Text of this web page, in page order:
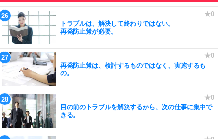
トラブルは、解決して終わりではない。
再発防止策が必要。
再発防止策は、検討するものではなく、実施するも
の。
目の前のトラブルを解決するから、次の仕事に集中で
きる。